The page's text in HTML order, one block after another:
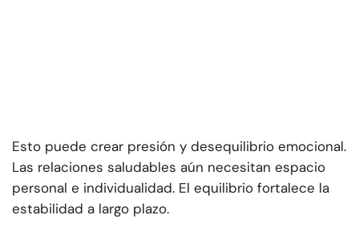
Esto puede crear presión y desequilibrio emocional.
Las relaciones saludables aún necesitan espacio
personal e individualidad. El equilibrio fortalece la
estabilidad a largo plazo.